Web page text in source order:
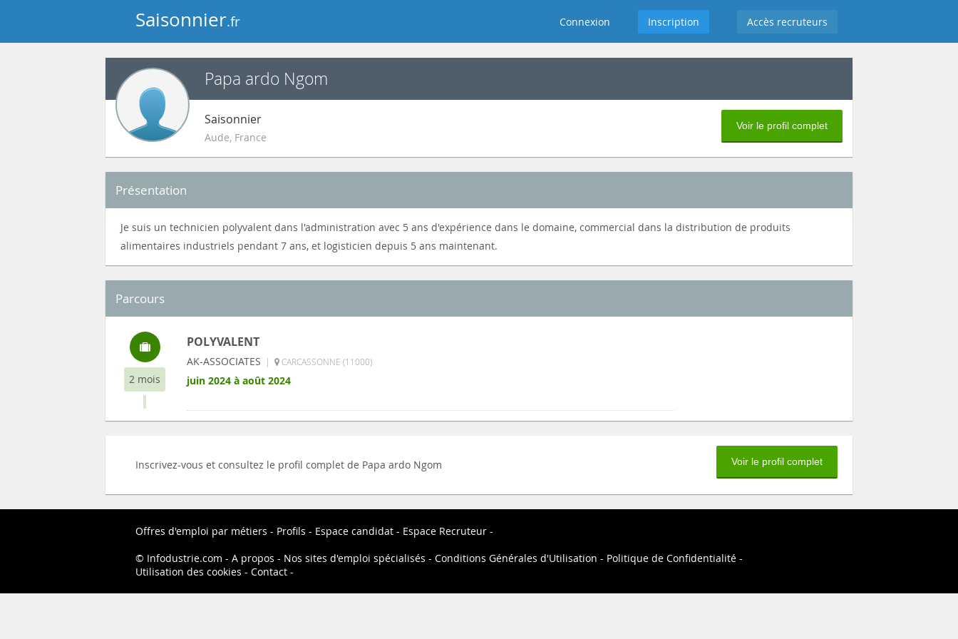
Saisonnier.fr Connexion Inscription Accès recruteurs
Papa ardo Ngom
Saisonnier
Aude, France
Voir le profil complet
Présentation
Je suis un technicien polyvalent dans l'administration avec 5 ans d'expérience dans le domaine, commercial dans la distribution de produits
alimentaires industriels pendant 7 ans, et logisticien depuis 5 ans maintenant.
Parcours
2 mois
POLYVALENT
AK-ASSOCIATES | CARCASSONNE (11000)
juin 2024 à août 2024
Inscrivez-vous et consultez le profil complet de Papa ardo Ngom Voir le profil complet
Offres d'emploi par métiers Profils Espace candidat
Espace Recruteur
Infodustrie.com
A propos Nos sites d'emploi spécialisés Conditions Générales d'Utilisation
Politique de Confidentialité
Utilisation des cookies
Contact